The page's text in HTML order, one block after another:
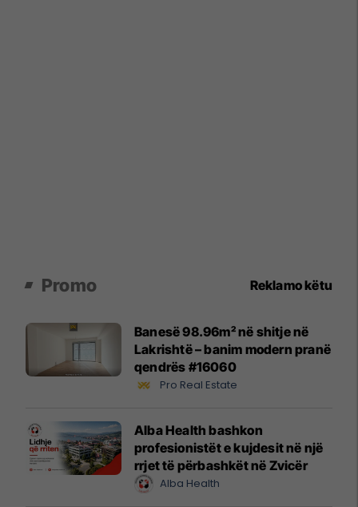
Promo Reklamo këtu
Banesë 98.96m² në shitje në
Lakrishtë – banim modern pranë
qendrës #16060
Pro Real Estate
Alba Health bashkon
profesionistët e kujdesit në një
rrjet të përbashkët në Zvicër
Alba Health